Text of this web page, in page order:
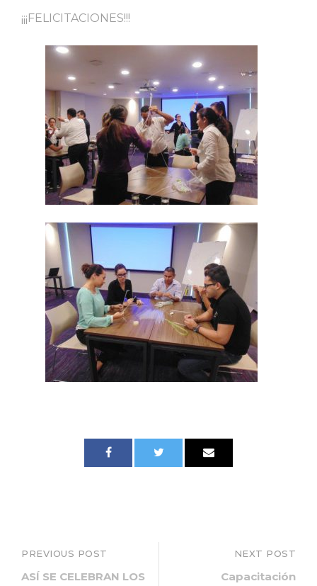
¡¡¡FELICITACIONES!!!
PREVIOUS POST
ASÍ SE CELEBRAN LOS
NEXT POST
Capacitación